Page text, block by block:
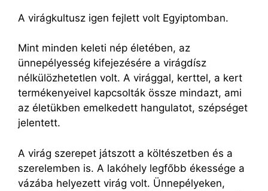
A virágkultusz igen fejlett volt Egyiptomban.
Mint minden keleti nép életében, az
ünnepélyesség kifejezésére a virágdísz
nélkülözhetetlen volt. A virággal, kerttel, a kert
termékenyeivel kapcsolták össze mindazt, ami
az életükben emelkedett hangulatot, szépséget
jelentett.
A virág szerepet játszott a költészetben és a
szerelemben is. A lakóhely legfőbb ékessége a
vázába helyezett virág volt. Ünnepélyeken,